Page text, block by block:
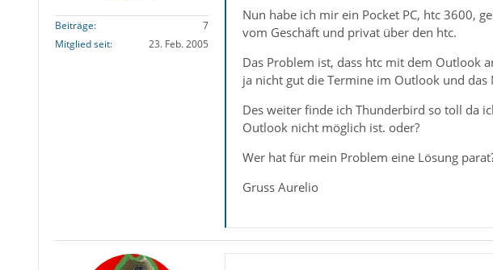
Beiträge
7
Mitglied seit
23. Feb. 2005
Nun habe ich mir ein Pocket PC, htc 3600,
vom Geschäft und privat über den htc.
Das Problem ist, dass htc mit dem Outlook
ja nicht gut die Termine im Outlook und
Des weiter finde ich Thunderbird so toll da
Outlook nicht möglich ist. oder?
Wer hat für mein Problem eine Lösung
Gruss Aurelio